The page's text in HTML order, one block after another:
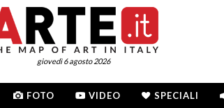
giovedì 6 agosto 2026
FOTO VIDEO SPECIALI